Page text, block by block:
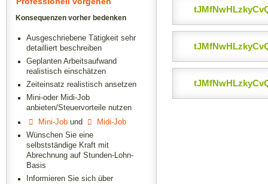
Konsequenzen vorher bedenken
Ausgeschriebene Tätigkeit sehr
detailliert beschreiben
Geplanten Arbeitsaufwand
realistisch einschätzen
Zeiteinsatz realistisch ansetzen
Mini-oder Midi-Job
anbieten/Steuervorteile nutzen
Mini-Jobund
Midi-Job
Wünschen Sie eine
selbstständige Kraft mit
Abrechnung auf Stunden-Lohn-
Basis
Informieren Sie sich über